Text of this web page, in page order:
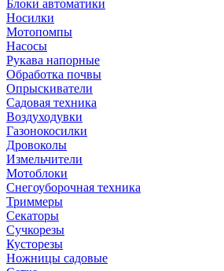
Блоки автоматики
Носилки
Мотопомпы
Насосы
Рукава напорные
Обработка почвы
Опрыскиватели
Садовая техника
Воздуходувки
Газонокосилки
Дровоколы
Измельчители
Мотоблоки
Снегоуборочная техника
Триммеры
Секаторы
Сучкорезы
Кусторезы
Ножницы садовые